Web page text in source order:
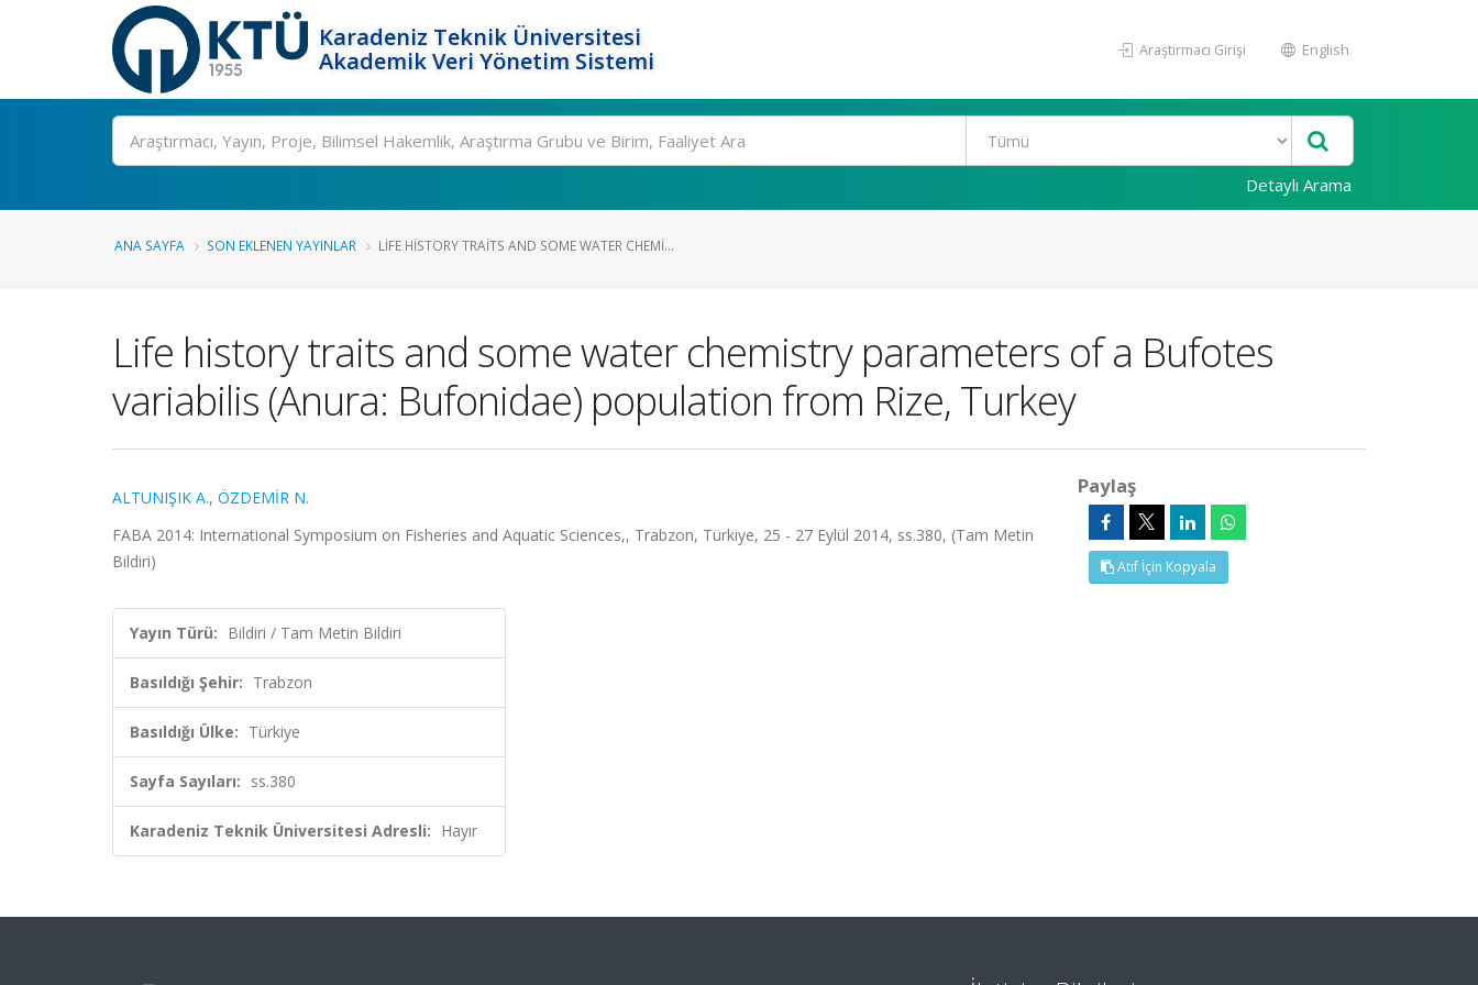
Karadeniz Teknik Üniversitesi
Akademik Veri Yönetim Sistemi
Araştırmacı Girişi English
Ara
Detaylı Arama
ANA SAYFA SON EKLENEN YAYINLAR LIFE HISTORY TRAITS AND SOME WATER CHEMI...
Life history traits and some water chemistry parameters of a Bufotes
variabilis (Anura: Bufonidae) population from Rize, Turkey
ALTUNIŞIK A., ÖZDEMİR N.
FABA 2014: International Symposium on Fisheries and Aquatic Sciences,, Trabzon, Türkiye, 25 - 27 Eylül 2014, ss.380, (Tam Metin
Bildiri)
Yayın Türü: Bildiri / Tam Metin Bildiri
Basıldığı Şehir: Trabzon
Basıldığı Ülke: Türkiye
Sayfa Sayıları: ss.380
Karadeniz Teknik Üniversitesi Adresli: Hayır
Paylaş
Atıf İçin Kopyala